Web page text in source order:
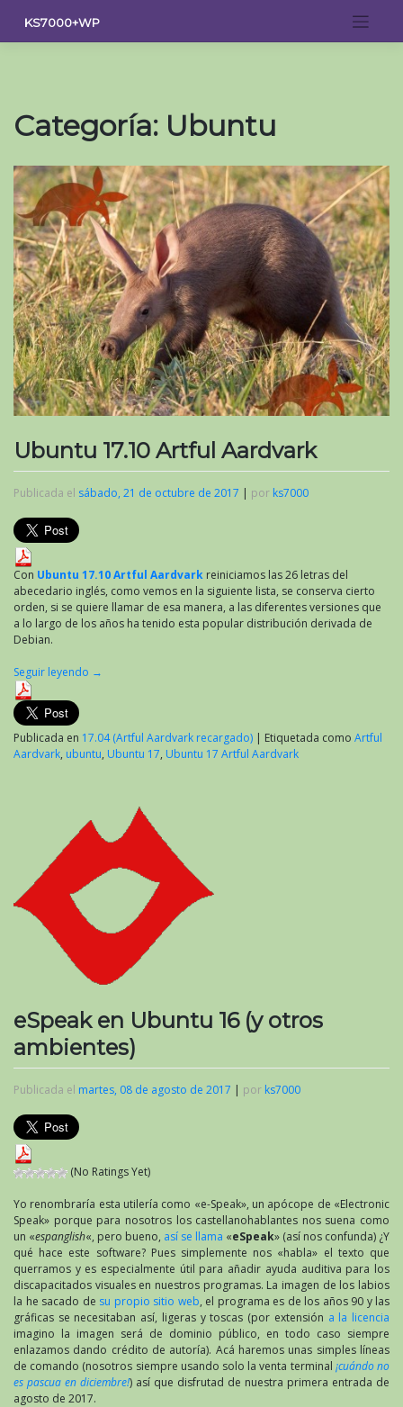
contenido
KS7000+WP
Categoría: Ubuntu
Ubuntu 17.10 Artful Aardvark
Publicada el sábado, 21 de octubre de 2017 | por ks7000
Con Ubuntu 17.10 Artful Aardvark reiniciamos las 26 letras del
abecedario inglés, como vemos en la siguiente lista, se conserva cierto
orden, si se quiere llamar de esa manera, a las diferentes versiones que
a lo largo de los años ha tenido esta popular distribución derivada de
Debian.
Seguir leyendo →
Publicada en 17.04 (Artful Aardvark recargado) | Etiquetada como Artful
Aardvark, ubuntu, Ubuntu 17, Ubuntu 17 Artful Aardvark
eSpeak en Ubuntu 16 (y otros
ambientes)
Publicada el martes, 08 de agosto de 2017 | por ks7000
(No Ratings Yet)
Yo renombraría esta utilería como «e-Speak», un apócope de «Electronic
Speak» porque para nosotros los castellanohablantes nos suena como
un «espanglish«, pero bueno, así se llama «eSpeak» (así nos confunda) ¿Y
qué hace este software? Pues simplemente nos «habla» el texto que
querramos y es especialmente útil para añadir ayuda auditiva para los
discapacitados visuales en nuestros programas. La imagen de los labios
la he sacado de su propio sitio web, el programa es de los años 90 y las
gráficas se necesitaban así, ligeras y toscas (por extensión a la licencia
imagino la imagen será de dominio público, en todo caso siempre
enlazamos dando crédito de autoría). Acá haremos unas simples líneas
de comando (nosotros siempre usando solo la venta terminal ¡cuándo no
es pascua en diciembre!) así que disfrutad de nuestra primera entrada de
agosto de 2017.